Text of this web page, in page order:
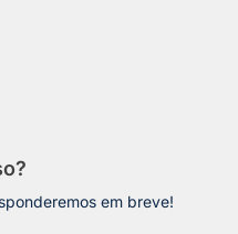
em breve!